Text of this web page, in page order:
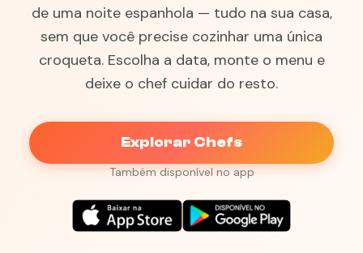
de uma noite espanhola — tudo na sua casa,
sem que você precise cozinhar uma única
croqueta. Escolha a data, monte o menu e
deixe o chef cuidar do resto.
Explorar Chefs
Também disponível no app